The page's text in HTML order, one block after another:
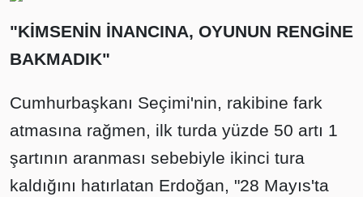
"KİMSENİN İNANCINA, OYUNUN RENGİNE
BAKMADIK"
Cumhurbaşkanı Seçimi'nin, rakibine fark
atmasına rağmen, ilk turda yüzde 50 artı 1
şartının aranması sebebiyle ikinci tura
kaldığını hatırlatan Erdoğan, "28 Mayıs'ta